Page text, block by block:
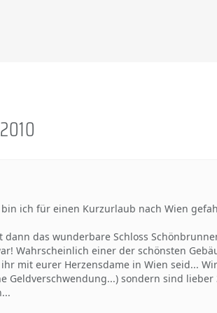
ich für einen Kurzurlaub nach Wien
das wunderbare Schloss
Wahrscheinlich einer der schönsten
mit eurer Herzensdame in Wien seid...
Geldverschwendung...) sondern sind